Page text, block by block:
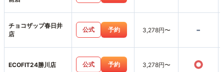
チョコザップ春日井
店
公式 予約 3,278円〜 -
ECOFIT24勝川店 公式 予約 3,278円〜 ○